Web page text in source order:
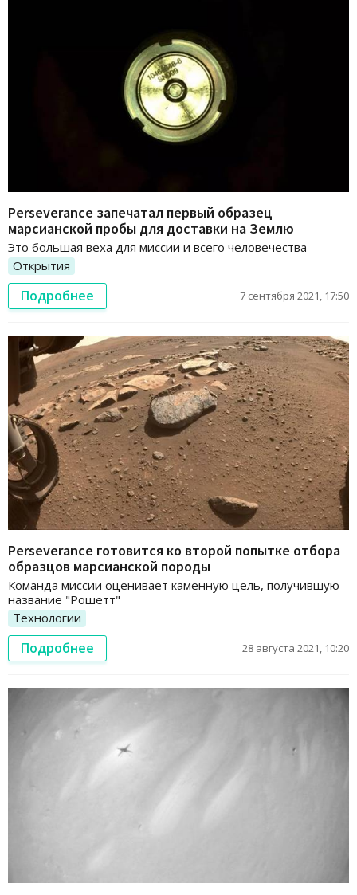
Perseverance запечатал первый образец
марсианской пробы для доставки на Землю
Это большая веха для миссии и всего человечества
Открытия
Подробнее 7 сентября 2021, 17:50
Perseverance готовится ко второй попытке отбора
образцов марсианской породы
Команда миссии оценивает каменную цель, получившую
название "Рошетт"
Технологии
Подробнее 28 августа 2021, 10:20